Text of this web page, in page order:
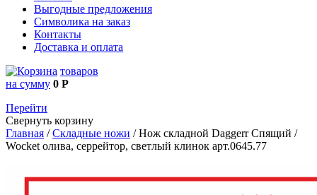
Выгодные предложения
Символика на заказ
Контакты
Доставка и оплата
товаров
на сумму 0 Р
Перейти
Свернуть корзину
Главная /Складные ножи /Нож складной Daggerr Спящий /
Wocket олива, серрейтор, светлый клинок арт.0645.77